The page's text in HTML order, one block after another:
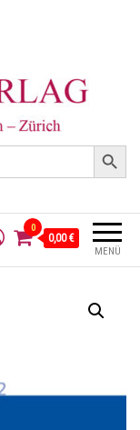
Search Button
MENÜ
0
0,00 €